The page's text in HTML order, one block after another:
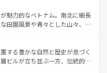
ツなど、バラエティ豊かな料理
、新着の台湾情報は コンテンツ一覧を参
季折々の自然美を楽しむことが
焼肉、絶品のストリートフード
が待っている。夜には、韓国な
国の多彩な魅力を心ゆくまで味
てほしい。 なお、新着の韓国情報はコンテンツ一
魅力的なベトナム。南北に細長
田園風景や青々とした山々、世
づく。ハノイの古い町並みやホ
時代の建物も、独特の雰囲気を
ラエティの豊かさとおいしさで
する豊かな自然と歴史が息づく
ビルが立ち並ぶ一方、伝統的な